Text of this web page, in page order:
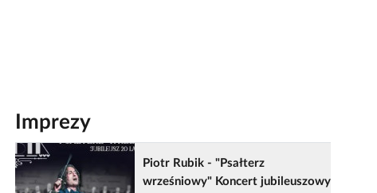
Imprezy
Piotr Rubik - "Psałterz
wrześniowy" Koncert jubileuszowy